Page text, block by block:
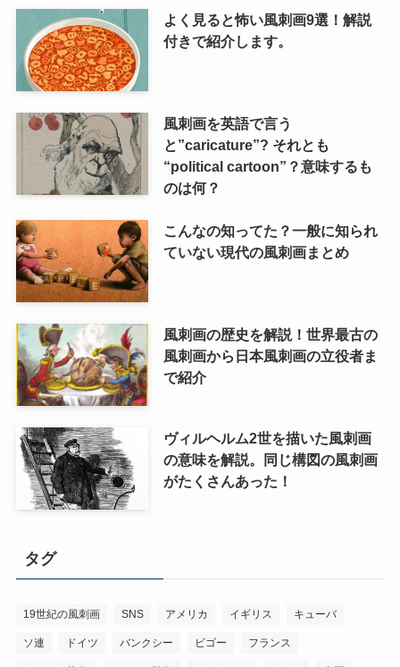
よく見ると怖い風刺画9選！解説
付きで紹介します。
風刺画を英語で言う
と”caricature”? それとも
“political cartoon”？意味するも
のは何？
こんなの知ってた？一般に知られ
ていない現代の風刺画まとめ
風刺画の歴史を解説！世界最古の
風刺画から日本風刺画の立役者ま
で紹介
ヴィルヘルム2世を描いた風刺画
の意味を解説。同じ構図の風刺画
がたくさんあった！
タグ
19世紀の風刺画 SNS アメリカ イギリス キューバ
ソ連 ドイツ バンクシー ビゴー フランス